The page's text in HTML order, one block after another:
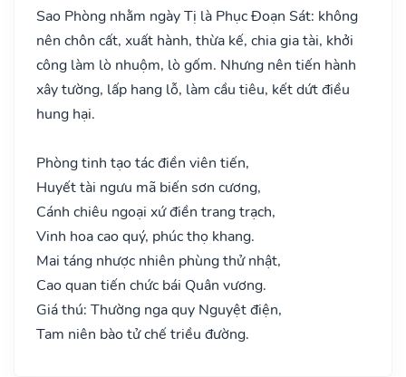
Sao Phòng nhằm ngày Tị là Phục Đoạn Sát: không
nên chôn cất, xuất hành, thừa kế, chia gia tài, khởi
công làm lò nhuộm, lò gốm. Nhưng nên tiến hành
xây tường, lấp hang lỗ, làm cầu tiêu, kết dứt điều
hung hại.
Phòng tinh tạo tác điền viên tiến,
Huyết tài ngưu mã biến sơn cương,
Cánh chiêu ngoại xứ điền trang trạch,
Vinh hoa cao quý, phúc thọ khang.
Mai táng nhược nhiên phùng thử nhật,
Cao quan tiến chức bái Quân vương.
Giá thú: Thường nga quy Nguyệt điện,
Tam niên bào tử chế triều đường.